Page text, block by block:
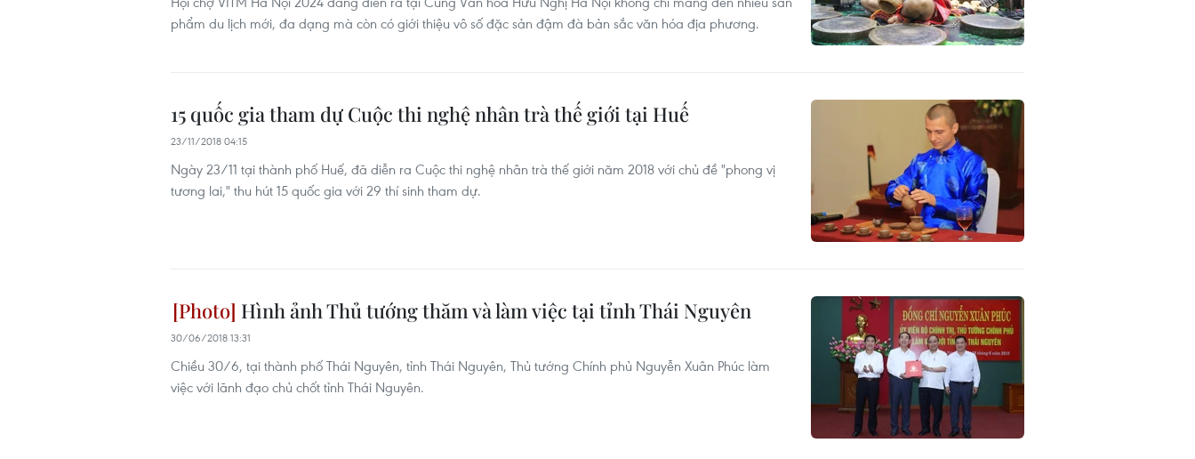
phẩm du lịch mới, đa dạng mà còn có giới thiệu vô số đặc sản đậm đà bản sắc văn hóa địa phương.
15 quốc gia tham dự Cuộc thi nghệ nhân trà thế giới tại Huế
23/11/2018 04:15
Ngày 23/11 tại thành phố Huế, đã diễn ra Cuộc thi nghệ nhân trà thế giới năm 2018 với chủ đề "phong vị
tương lai," thu hút 15 quốc gia với 29 thí sinh tham dự.
Hình ảnh Thủ tướng thăm và làm việc tại tỉnh Thái Nguyên
30/06/2018 13:31
Chiều 30/6, tại thành phố Thái Nguyên, tỉnh Thái Nguyên, Thủ tướng Chính phủ Nguyễn Xuân Phúc làm
việc với lãnh đạo chủ chốt tỉnh Thái Nguyên.